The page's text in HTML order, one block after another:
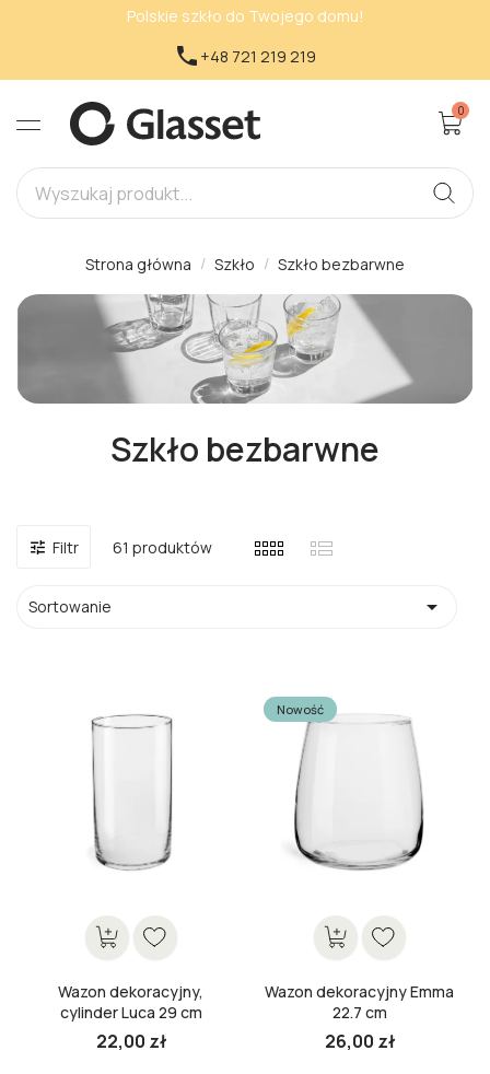
Polskie szkło do Twojego domu!
 +48 721 219 219
0
Strona główna Szkło Szkło bezbarwne
Szkło bezbarwne
 Filtr 61 produktów
Sortowanie 
Wazon dekoracyjny,
cylinder Luca 29 cm
22,00 zł
Nowość
Wazon dekoracyjny Emma
22.7 cm
26,00 zł